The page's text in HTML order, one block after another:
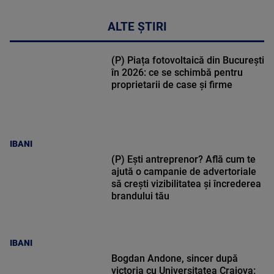
ALTE ȘTIRI
IBANI
(P) Piața fotovoltaică din București
în 2026: ce se schimbă pentru
proprietarii de case și firme
IBANI
(P) Ești antreprenor? Află cum te
ajută o campanie de advertoriale
să crești vizibilitatea și încrederea
brandului tău
Bogdan Andone, sincer după
victoria cu Universitatea Craiova: